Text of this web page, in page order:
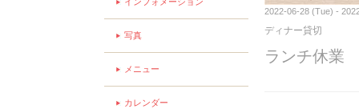
2022-06-28 (Tue) -
ディナー貸切
ランチ休
写真
メニュー
カレンダー